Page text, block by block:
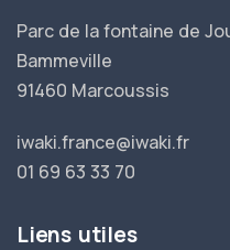
Parc de la fontaine de
Bammeville
91460 Marcoussis
iwaki.france@iwaki.fr
01 69 63 33 70
Liens utiles